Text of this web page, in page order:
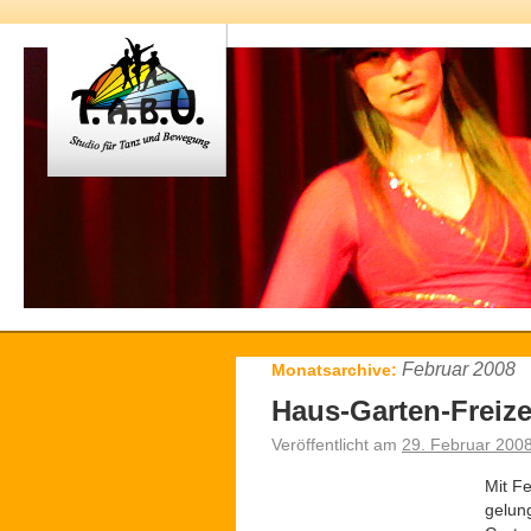
Monatsarchive: Februar 2008
Haus-Garten-
Veröffentlicht am 29. Februar
Mit